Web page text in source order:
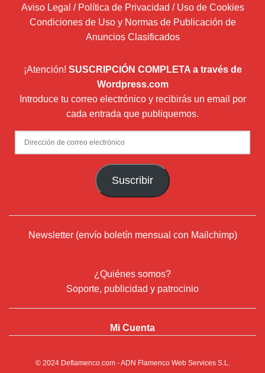
Aviso Legal / Política de Privacidad / Uso de Cookies
Condiciones de Uso y Normas de Publicación de
Anuncios Clasificados
¡Atención! SUSCRIPCIÓN COMPLETA a través de
Wordpress.com
Introduce tu correo electrónico y recibirás un email por
cada entrada que publiquemos.
Dirección
de
Suscribir
Newsletter (envío boletín mensual con Mailchimp)
¿Quiénes somos?
Soporte, publicidad y patrocinio
Mi Cuenta
© 2024 Deflamenco.com- ADN Flamenco Web Services S.L.